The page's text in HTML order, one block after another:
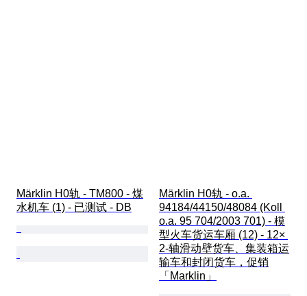
Märklin H0轨 - TM800 - 煤
水机车 (1) - 已测试 - DB
Märklin H0轨 - o.a.
94184/44150/48084 (Koll
o.a. 95 704/2003 701) - 模
型火车货运车厢 (12) - 12×
2-轴滑动壁货车、集装箱运
输车和封闭货车，促销
「Marklin」